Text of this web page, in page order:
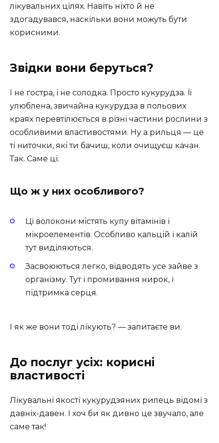
лікувальних цілях. Навіть ніхто й не
здогадувався, наскільки вони можуть бути
корисними.
Звідки вони беруться?
І не гостра, і не солодка. Просто кукурудза. Її
улюблена, звичайна кукурудза в польових
краях перевтілюється в різні частини рослини з
особливими властивостями. Ну а рильця — це
ті ниточки, які ти бачиш, коли очищуєш качан.
Так. Саме ці.
Що ж у них особливого?
Ці волокони містять купу вітамінів і
мікроелементів. Особливо кальцій і калій
тут виділяються.
Засвоюються легко, відводять усе зайве з
організму. Тут і промивання нирок, і
підтримка серця.
І як же вони тоді лікують? — запитаєте ви.
До послуг усіх: корисні
властивості
Лікувальні якості кукурудзяних рилець відомі з
давніх-давен. І хоч би як дивно це звучало, але
саме так!